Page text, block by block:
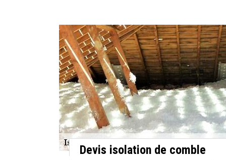
Devis isolation de comble